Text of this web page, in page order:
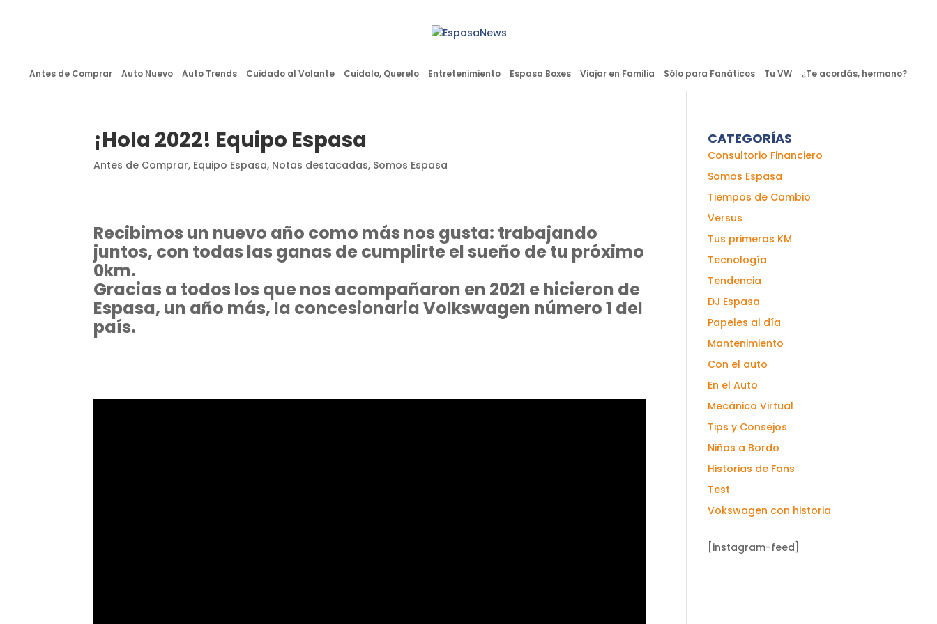
Antes de Comprar Auto Nuevo Auto Trends Cuidado al Volante Cuidalo, Querelo Entretenimiento Espasa Boxes Viajar en Familia Sólo para Fanáticos Tu VW ¿Te acordás, hermano?
¡Hola 2022! Equipo Espasa
Antes de Comprar, Equipo Espasa, Notas destacadas, Somos Espasa
Recibimos un nuevo año como más nos gusta: trabajando
juntos, con todas las ganas de cumplirte el sueño de tu próximo
0km.
Gracias a todos los que nos acompañaron en 2021 e hicieron de
Espasa, un año más, la concesionaria Volkswagen número 1 del
país.
CATEGORÍAS
Consultorio Financiero
Somos Espasa
Tiempos de Cambio
Versus
Tus primeros KM
Tecnología
Tendencia
DJ Espasa
Papeles al día
Mantenimiento
Con el auto
En el Auto
Mecánico Virtual
Tips y Consejos
Niños a Bordo
Historias de Fans
Test
Vokswagen con historia
[instagram-feed]